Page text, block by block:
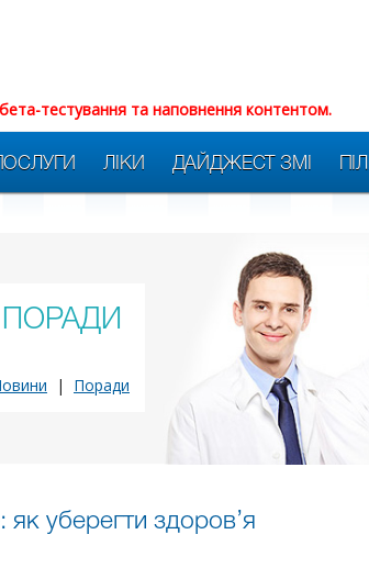
тестування та наповнення контентом.
ПОСЛУГИ ЛІКИ ДАЙДЖЕСТ ЗМІ
| Поради
уберегти здоров’я